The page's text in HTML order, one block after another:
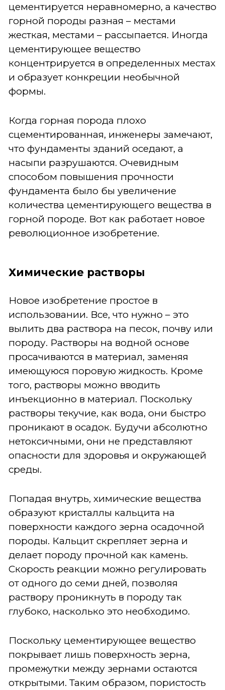
цементируется неравномерно, а качество
горной породы разная – местами
жесткая, местами – рассыпается. Иногда
цементирующее вещество
концентрируется в определенных местах
и образует конкреции необычной
формы.
Когда горная порода плохо
сцементированная, инженеры замечают,
что фундаменты зданий оседают, а
насыпи разрушаются. Очевидным
способом повышения прочности
фундамента было бы увеличение
количества цементирующего вещества в
горной породе. Вот как работает новое
революционное изобретение.
Химические растворы
Новое изобретение простое в
использовании. Все, что нужно – это
вылить два раствора на песок, почву или
породу. Растворы на водной основе
просачиваются в материал, заменяя
имеющуюся поровую жидкость. Кроме
того, растворы можно вводить
инъекционно в материал. Поскольку
растворы текучие, как вода, они быстро
проникают в осадок. Будучи абсолютно
нетоксичными, они не представляют
опасности для здоровья и окружающей
среды.
Попадая внутрь, химические вещества
образуют кристаллы кальцита на
поверхности каждого зерна осадочной
породы. Кальцит скрепляет зерна и
делает породу прочной как камень.
Скорость реакции можно регулировать
от одного до семи дней, позволяя
раствору проникнуть в породу так
глубоко, насколько это необходимо.
Поскольку цементирующее вещество
покрывает лишь поверхность зерна,
промежутки между зернами остаются
открытыми. Таким образом, пористость